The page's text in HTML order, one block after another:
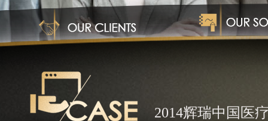
2014辉瑞中国医